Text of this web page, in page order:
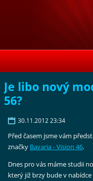
Je libo nový
56?
30.11.2012 23:34
Před časem jsme vám
značky Bavaria - Vision 46.
Dnes pro vás máme studii
který již brzy bude v